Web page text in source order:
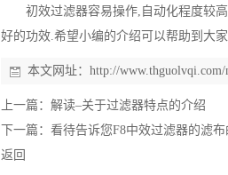
初效过滤器容易操作,自动化程度较
好的功效.希望小编的介绍可以帮助到大
本文网址： http://www.thguolvqi.com/
上一篇： 解读–关于过滤器特点的介绍
下一篇： 看待告诉您F8中效过滤器的滤
返回